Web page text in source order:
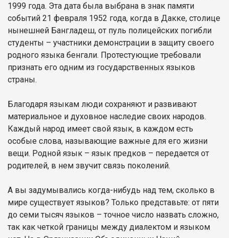
1999 года. Эта дата была выбрана в знак памяти
событий 21 февраля 1952 года, когда в Дакке, столице
нынешней Бангладеш, от пуль полицейских погибли
студенты – участники демонстрации в защиту своего
родного языка бенгали. Протестующие требовали
признать его одним из государственных языков
страны.
Благодаря языкам люди сохраняют и развивают
материальное и духовное наследие своих народов.
Каждый народ имеет свой язык, в каждом есть
особые слова, называющие важные для его жизни
вещи. Родной язык – язык предков – передается от
родителей, в нем звучит связь поколений.
А вы задумывались когда-нибудь над тем, сколько в
мире существует языков? Только представьте: от пяти
до семи тысяч языков – точное число назвать сложно,
так как четкой границы между диалектом и языком